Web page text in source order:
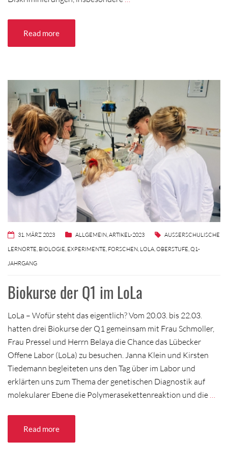
Read more
31. MÄRZ 2023 ALLGEMEIN ARTIKEL-2023
AUSSERSCHULISCHE L
ERNORTE
BIOLOGIE EXPERIMENTE FORSCHEN LOLA OBERSTUFE Q1-
JAHRGANG
Biokurse der Q1 im LoLa
LoLa – Wofür steht das eigentlich? Vom 20.03. bis 22.03.
hatten drei Biokurse der Q1 gemeinsam mit Frau Schmoller,
Frau Pressel und Herrn Belaya die Chance das Lübecker
Offene Labor (LoLa) zu besuchen. Janna Klein und Kirsten
Tiedemann begleiteten uns den Tag über im Labor und
erklärten uns zum Thema der genetischen Diagnostik auf
molekularer Ebene die Polymerasekettenreaktion und die
Read more